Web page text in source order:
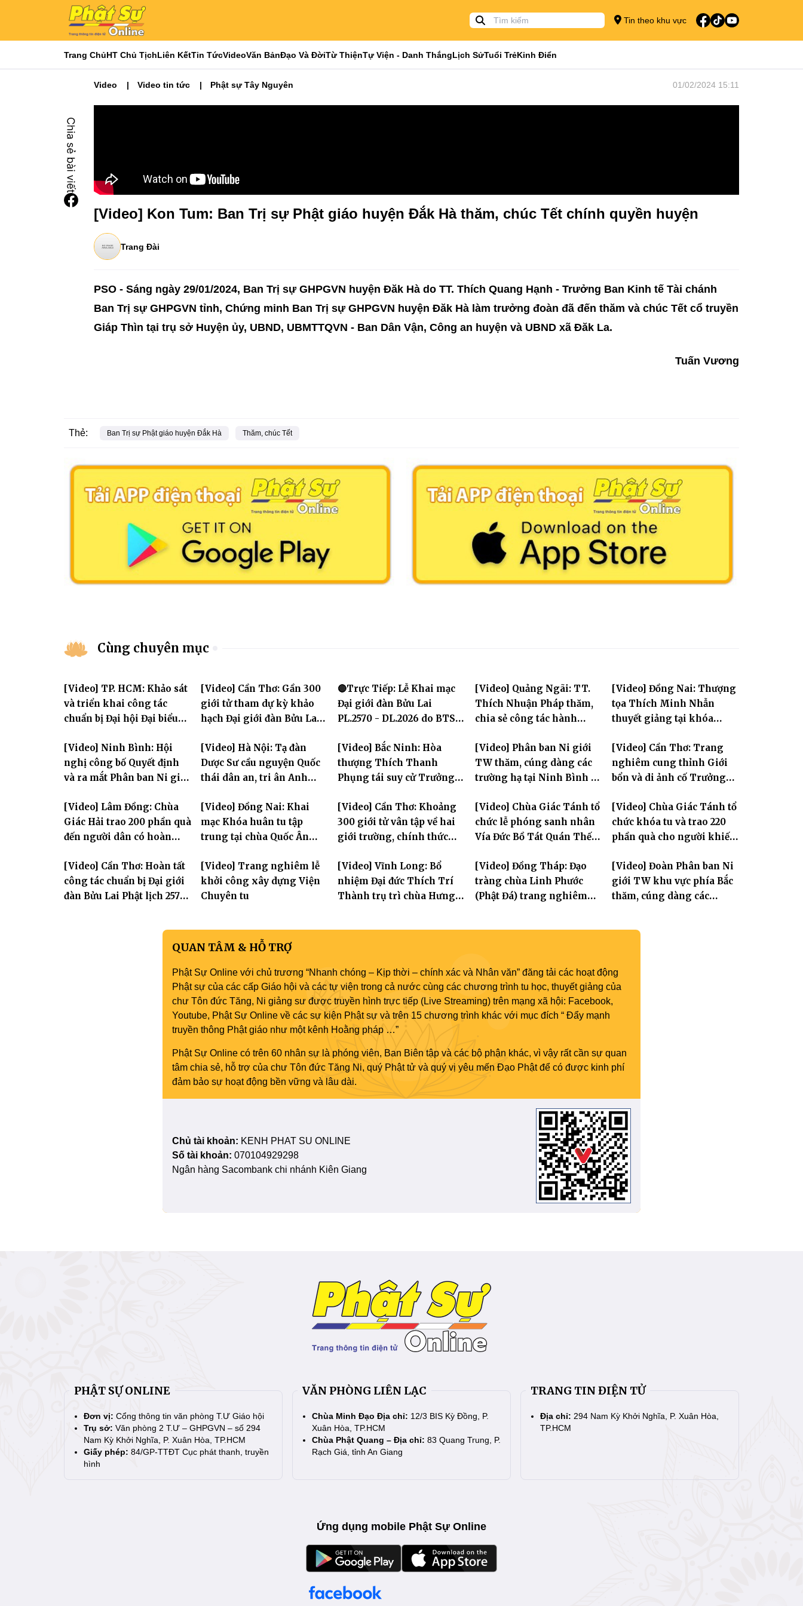
Tin theo khu vực
Trang ChủHT Chủ TịchLiên KếtTin TứcVideoVăn BảnĐạo Và ĐờiTừ ThiệnTự Viện - Danh ThắngLịch SửTuổi TrẻKinh Điển
Video Video tin tức Phật sự Tây Nguyên 01/02/2024 15:11
[Video] Kon Tum: Ban Trị sự Phật giáo huyện Đắk Hà thăm, chúc Tết chính quyền huyện
Trang Đài
PSO - Sáng ngày 29/01/2024, Ban Trị sự GHPGVN huyện Đăk Hà do TT. Thích Quang Hạnh - Trưởng Ban Kinh tế Tài chánh
Ban Trị sự GHPGVN tỉnh, Chứng minh Ban Trị sự GHPGVN huyện Đăk Hà làm trưởng đoàn đã đến thăm và chúc Tết cổ truyền
Giáp Thìn tại trụ sở Huyện ủy, UBND, UBMTTQVN - Ban Dân Vận, Công an huyện và UBND xã Đăk La.
Tuấn Vương
Thẻ: Ban Trị sự Phật giáo huyện Đắk Hà Thăm, chúc Tết
Cùng chuyên mục
[Video] TP. HCM: Khảo sát
và triển khai công tác
chuẩn bị Đại hội Đại biểu
thứ X, nhiệm kỳ 2026-2031
[Video] Cần Thơ: Gần 300
giới tử tham dự kỳ khảo
hạch Đại giới đàn Bửu Lai
🔴Trực Tiếp: Lễ Khai mạc
Đại giới đàn Bửu Lai
PL.2570 - DL.2026 do BTS
chức
[Video] Quảng Ngãi: TT.
Thích Nhuận Pháp thăm,
chia sẻ công tác hành
chư hành giả Ni
[Video] Đồng Nai: Thượng
tọa Thích Minh Nhẫn
thuyết giảng tại khóa
[Video] Ninh Bình: Hội
nghị công bố Quyết định
và ra mắt Phân ban Ni giới
[Video] Hà Nội: Tạ đàn
Dược Sư cầu nguyện Quốc
thái dân an, tri ân Anh
[Video] Bắc Ninh: Hòa
thượng Thích Thanh
Phụng tái suy cử Trưởng
[Video] Phân ban Ni giới
TW thăm, cúng dàng các
trường hạ tại Ninh Bình và
thần hộ trì Tam bảo
[Video] Cần Thơ: Trang
nghiêm cung thỉnh Giới
bổn và di ảnh cố Trưởng
Tôn hiệu Đại giới đàn – về
hai giới trường
[Video] Lâm Đồng: Chùa
Giác Hải trao 200 phần quà
đến người dân có hoàn
Dương
[Video] Đồng Nai: Khai
mạc Khóa huân tu tập
trung tại chùa Quốc Ân
[Video] Cần Thơ: Khoảng
300 giới tử vân tập về hai
giới trường, chính thức
đàn Bửu Lai PL.2570
[Video] Chùa Giác Tánh tổ
chức lễ phóng sanh nhân
Vía Đức Bồ Tát Quán Thế
[Video] Chùa Giác Tánh tổ
chức khóa tu và trao 220
phần quà cho người khiếm
[Video] Cần Thơ: Hoàn tất
công tác chuẩn bị Đại giới
đàn Bửu Lai Phật lịch 2570,
[Video] Trang nghiêm lễ
khởi công xây dựng Viện
Chuyên tu
[Video] Vĩnh Long: Bổ
nhiệm Đại đức Thích Trí
Thành trụ trì chùa Hưng
[Video] Đồng Tháp: Đạo
tràng chùa Linh Phước
(Phật Đá) trang nghiêm
[Video] Đoàn Phân ban Ni
giới TW khu vực phía Bắc
thăm, cúng dàng các
QUAN TÂM & HỖ TRỢ
Phật Sự Online với chủ trương “Nhanh chóng – Kịp thời – chính xác và Nhân văn” đăng tải các hoạt động
Phật sự của các cấp Giáo hội và các tự viện trong cả nước cùng các chương trình tu học, thuyết giảng của
chư Tôn đức Tăng, Ni giảng sư được truyền hình trực tiếp (Live Streaming) trên mạng xã hội: Facebook,
Youtube, Phật Sự Online về các sự kiện Phật sự và trên 15 chương trình khác với mục đích “ Đẩy mạnh
truyền thông Phật giáo như một kênh Hoằng pháp …”
Phật Sự Online có trên 60 nhân sự là phóng viên, Ban Biên tập và các bộ phận khác, vì vậy rất cần sự quan
tâm chia sẻ, hỗ trợ của chư Tôn đức Tăng Ni, quý Phật tử và quý vị yêu mến Đạo Phật để có được kinh phí
đảm bảo sự hoạt động bền vững và lâu dài.
Chủ tài khoản: KENH PHAT SU ONLINE
Số tài khoản: 070104929298
Ngân hàng Sacombank chi nhánh Kiên Giang
PHẬT SỰ ONLINE
Đơn vị: Cổng thông tin văn phòng T.Ư Giáo hội
Trụ sở: Văn phòng 2 T.Ư – GHPGVN – số 294
Nam Kỳ Khởi Nghĩa, P. Xuân Hòa, TP.HCM
Giấy phép: 84/GP-TTĐT Cục phát thanh, truyền
hình
VĂN PHÒNG LIÊN LẠC
Chùa Minh Đạo Địa chỉ: 12/3 BIS Kỳ Đồng, P.
Xuân Hòa, TP.HCM
Chùa Phật Quang – Địa chỉ: 83 Quang Trung, P.
Rạch Giá, tỉnh An Giang
TRANG TIN ĐIỆN TỬ
Địa chỉ: 294 Nam Kỳ Khởi Nghĩa, P. Xuân Hòa,
TP.HCM
Ứng dụng mobile Phật Sự Online